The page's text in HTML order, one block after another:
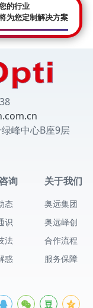
的行业
为您定制解决方案
峰中心B座9层
询
态
识
法
惑
关于我们
奥远集团
奥远峄创
合作流程
服务保障